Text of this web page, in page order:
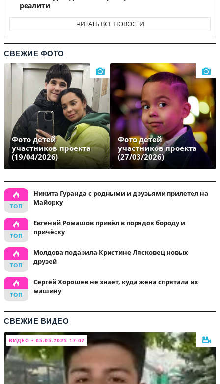
реалити
ЧИТАТЬ ВСЕ НОВОСТИ
СВЕЖИЕ ФОТО
Фото детей
участников проекта
(19/04/2026)
Фото детей
участников проекта
(27/03/2026)
Никита Гуранда с родными и друзьями прилетел на
Майорку
Евгений Ромашов привёл в порядок бороду и
причёску
Молдова подарила Кристине Лясковец новых
друзей
Сергей Хорошев не знает, куда жена спрятала их
машину
СВЕЖИЕ ВИДЕО
ВИДЕО • 05.05.2025 17:07